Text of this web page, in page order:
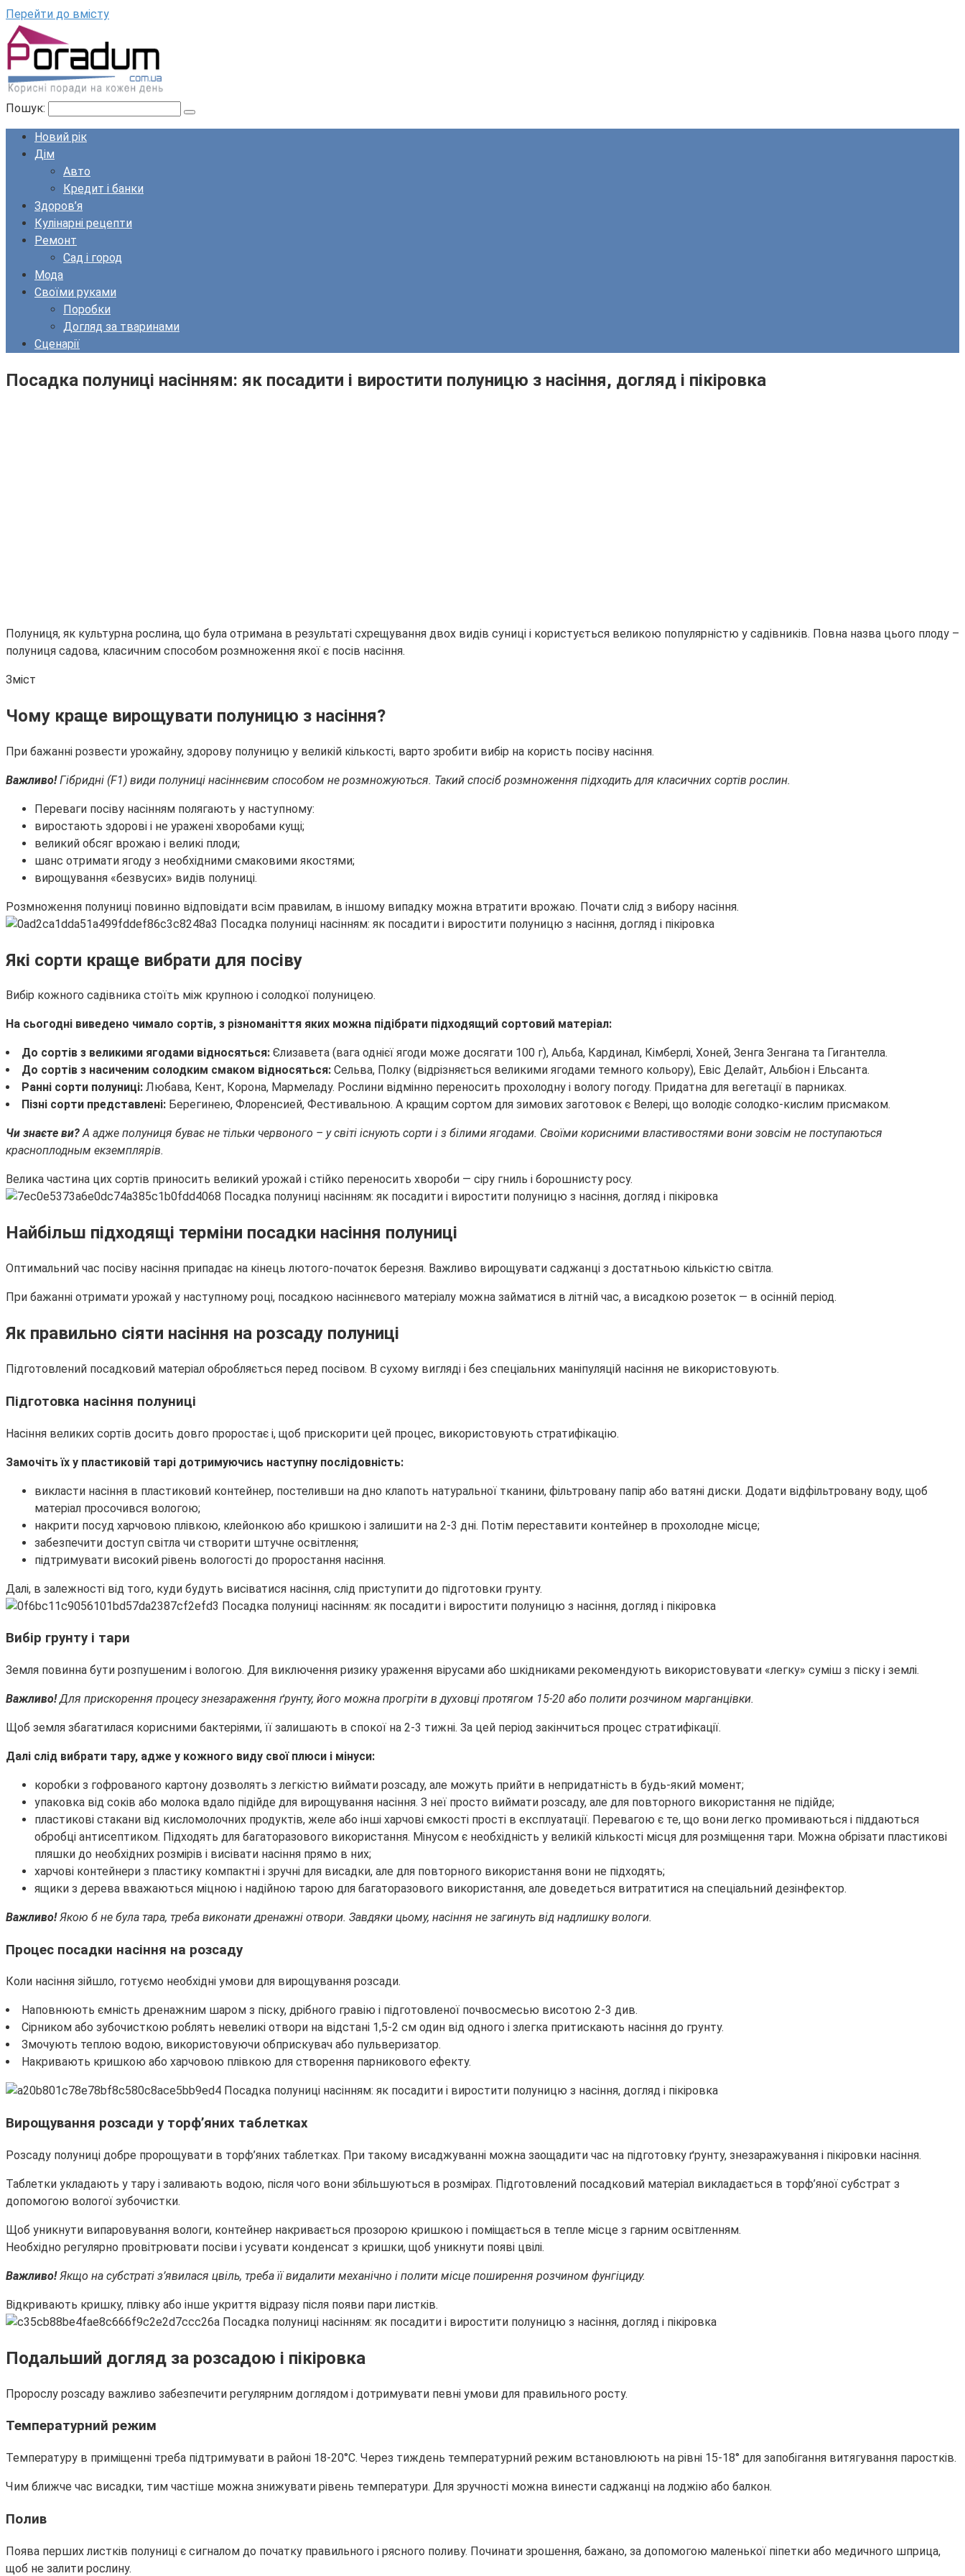
Перейти до вмісту
Пошук:
Новий рік
Дім
Авто
Кредит і банки
Здоров’я
Кулінарні рецепти
Ремонт
Сад і город
Мода
Своїми руками
Поробки
Догляд за тваринами
Сценарії
Посадка полуниці насінням: як посадити і виростити полуницю з насіння, догляд і пікіровка
Полуниця, як культурна рослина, що була отримана в результаті схрещування двох видів суниці і користується великою популярністю у садівників. Повна назва цього плоду –
полуниця садова, класичним способом розмноження якої є посів насіння.
Зміст
Чому краще вирощувати полуницю з насіння?
При бажанні розвести урожайну, здорову полуницю у великій кількості, варто зробити вибір на користь посіву насіння.
Важливо!Гібридні (F1) види полуниці насіннєвим способом не розмножуються. Такий спосіб розмноження підходить для класичних сортів рослин.
Переваги посіву насінням полягають у наступному:
виростають здорові і не уражені хворобами кущі;
великий обсяг врожаю і великі плоди;
шанс отримати ягоду з необхідними смаковими якостями;
вирощування «безвусих» видів полуниці.
Розмноження полуниці повинно відповідати всім правилам, в іншому випадку можна втратити врожаю. Почати слід з вибору насіння.
Які сорти краще вибрати для посіву
Вибір кожного садівника стоїть між крупною і солодкої полуницею.
На сьогодні виведено чимало сортів, з різноманіття яких можна підібрати підходящий сортовий матеріал:
До сортів з великими ягодами відносяться: Єлизавета (вага однієї ягоди може досягати 100 г), Альба, Кардинал, Кімберлі, Хоней, Зенга Зенгана та Гигантелла.
До сортів з насиченим солодким смаком відносяться: Сельва, Полку (відрізняється великими ягодами темного кольору), Евіс Делайт, Альбіон і Ельсанта.
Ранні сорти полуниці: Любава, Кент, Корона, Мармеладу. Рослини відмінно переносить прохолодну і вологу погоду. Придатна для вегетації в парниках.
Пізні сорти представлені: Берегинею, Флоренсией, Фестивальною. А кращим сортом для зимових заготовок є Велері, що володіє солодко-кислим присмаком.
Чи знаєте ви?А адже полуниця буває не тільки червоного – у світі існують сорти і з білими ягодами. Своїми корисними властивостями вони зовсім не поступаються
красноплодным екземплярів.
Велика частина цих сортів приносить великий урожай і стійко переносить хвороби — сіру гниль і борошнисту росу.
Найбільш підходящі терміни посадки насіння полуниці
Оптимальний час посіву насіння припадає на кінець лютого-початок березня. Важливо вирощувати саджанці з достатньою кількістю світла.
При бажанні отримати урожай у наступному році, посадкою насіннєвого матеріалу можна займатися в літній час, а висадкою розеток — в осінній період.
Як правильно сіяти насіння на розсаду полуниці
Підготовлений посадковий матеріал обробляється перед посівом. В сухому вигляді і без спеціальних маніпуляцій насіння не використовують.
Підготовка насіння полуниці
Насіння великих сортів досить довго проростає і, щоб прискорити цей процес, використовують стратифікацію.
Замочіть їх у пластиковій тарі дотримуючись наступну послідовність:
викласти насіння в пластиковий контейнер, постеливши на дно клапоть натуральної тканини, фільтровану папір або ватяні диски. Додати відфільтровану воду, щоб
матеріал просочився вологою;
накрити посуд харчовою плівкою, клейонкою або кришкою і залишити на 2-3 дні. Потім переставити контейнер в прохолодне місце;
забезпечити доступ світла чи створити штучне освітлення;
підтримувати високий рівень вологості до проростання насіння.
Далі, в залежності від того, куди будуть висіватися насіння, слід приступити до підготовки грунту.
Вибір грунту і тари
Земля повинна бути розпушеним і вологою. Для виключення ризику ураження вірусами або шкідниками рекомендують використовувати «легку» суміш з піску і землі.
Важливо!Для прискорення процесу знезараження ґрунту, його можна прогріти в духовці протягом 15-20 або полити розчином марганцівки.
Щоб земля збагатилася корисними бактеріями, її залишають в спокої на 2-3 тижні. За цей період закінчиться процес стратифікації.
Далі слід вибрати тару, адже у кожного виду свої плюси і мінуси:
коробки з гофрованого картону дозволять з легкістю виймати розсаду, але можуть прийти в непридатність в будь-який момент;
упаковка від соків або молока вдало підійде для вирощування насіння. З неї просто виймати розсаду, але для повторного використання не підійде;
пластикові стакани від кисломолочних продуктів, желе або інші харчові ємкості прості в експлуатації. Перевагою є те, що вони легко промиваються і піддаються
обробці антисептиком. Підходять для багаторазового використання. Мінусом є необхідність у великій кількості місця для розміщення тари. Можна обрізати пластикові
пляшки до необхідних розмірів і висівати насіння прямо в них;
харчові контейнери з пластику компактні і зручні для висадки, але для повторного використання вони не підходять;
ящики з дерева вважаються міцною і надійною тарою для багаторазового використання, але доведеться витратитися на спеціальний дезінфектор.
Важливо!Якою б не була тара, треба виконати дренажні отвори. Завдяки цьому, насіння не загинуть від надлишку вологи.
Процес посадки насіння на розсаду
Коли насіння зійшло, готуємо необхідні умови для вирощування розсади.
Наповнюють ємність дренажним шаром з піску, дрібного гравію і підготовленої почвосмесью висотою 2-3 див.
Сірником або зубочисткою роблять невеликі отвори на відстані 1,5-2 см один від одного і злегка притискають насіння до грунту.
Змочують теплою водою, використовуючи обприскувач або пульверизатор.
Накривають кришкою або харчовою плівкою для створення парникового ефекту.
Вирощування розсади у торф’яних таблетках
Розсаду полуниці добре пророщувати в торф’яних таблетках. При такому висаджуванні можна заощадити час на підготовку ґрунту, знезаражування і пікіровки насіння.
Таблетки укладають у тару і заливають водою, після чого вони збільшуються в розмірах. Підготовлений посадковий матеріал викладається в торф’яної субстрат з
допомогою вологої зубочистки.
Щоб уникнути випаровування вологи, контейнер накривається прозорою кришкою і поміщається в тепле місце з гарним освітленням.
Необхідно регулярно провітрювати посіви і усувати конденсат з кришки, щоб уникнути появі цвілі.
Важливо!Якщо на субстраті з’явилася цвіль, треба її видалити механічно і полити місце поширення розчином фунгіциду.
Відкривають кришку, плівку або інше укриття відразу після появи пари листків.
Подальший догляд за розсадою і пікіровка
Пророслу розсаду важливо забезпечити регулярним доглядом і дотримувати певні умови для правильного росту.
Температурний режим
Температуру в приміщенні треба підтримувати в районі 18-20°С. Через тиждень температурний режим встановлюють на рівні 15-18° для запобігання витягування паростків.
Чим ближче час висадки, тим частіше можна знижувати рівень температури. Для зручності можна винести саджанці на лоджію або балкон.
Полив
Поява перших листків полуниці є сигналом до початку правильного і рясного поливу. Починати зрошення, бажано, за допомогою маленької піпетки або медичного шприца,
щоб не залити рослину.